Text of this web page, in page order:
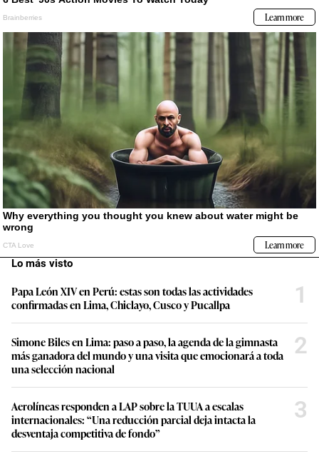
Lo más visto
Papa León XIV en Perú: estas son todas las actividades
confirmadas en Lima, Chiclayo, Cusco y Pucallpa
1
Simone Biles en Lima: paso a paso, la agenda de la gimnasta
más ganadora del mundo y una visita que emocionará a toda
una selección nacional
2
Aerolíneas responden a LAP sobre la TUUA a escalas
internacionales: “Una reducción parcial deja intacta la
desventaja competitiva de fondo”
3